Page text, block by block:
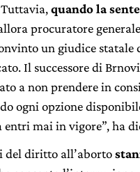
quando la
procuratore
un giudice statale
Il successore di
a non prendere in
ogni opzione
entri mai in vigore”, ha
del diritto all’aborto